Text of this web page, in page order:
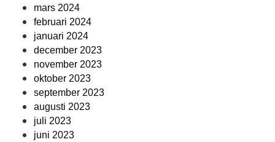
mars 2024
februari 2024
januari 2024
december 2023
november 2023
oktober 2023
september 2023
augusti 2023
juli 2023
juni 2023